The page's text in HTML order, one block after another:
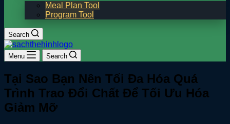
Meal Plan Tool
Program Tool
Search
Menu Search
Tại Sao Bạn Nên Tối Đa Hóa Quá
Trình Trao Đổi Chất Để Tối Ưu Hóa
Giảm Mỡ